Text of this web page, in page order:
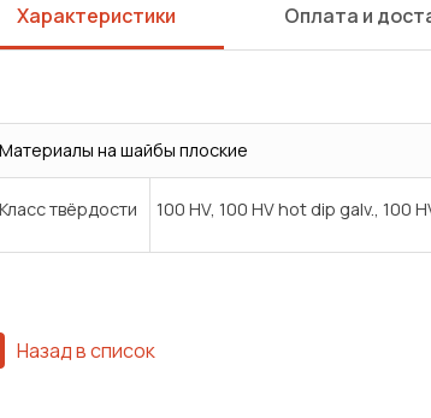
Характеристики Оплата и
Материалы на шайбы плоские
Класс твёрдости 100 HV, 100 HV hot dip galv., 100
Назад в список